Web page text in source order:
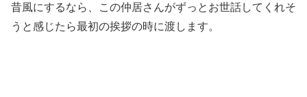
昔風にするなら、この仲居さんがずっとお世話してくれそ
うと感じたら最初の挨拶の時に渡します。